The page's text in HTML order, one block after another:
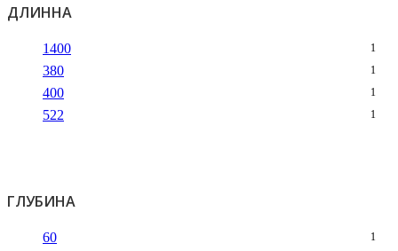
ДЛИННА
1400 1
380 1
400 1
522 1
ГЛУБИНА
60 1